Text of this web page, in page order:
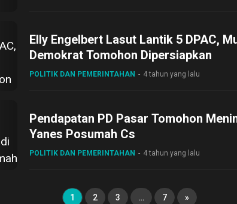
Elly Engelbert Lasut Lantik 5 DPAC,
Demokrat Tomohon Dipersiapkan
POLITIK DAN PEMERINTAHAN 4 tahun yang lalu
Pendapatan PD Pasar Tomohon
Yanes Posumah Cs
POLITIK DAN PEMERINTAHAN 4 tahun yang lalu
1 2 3 … 7 »